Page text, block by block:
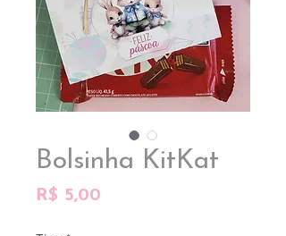
Bolsinha KitKat
R$ 5,00